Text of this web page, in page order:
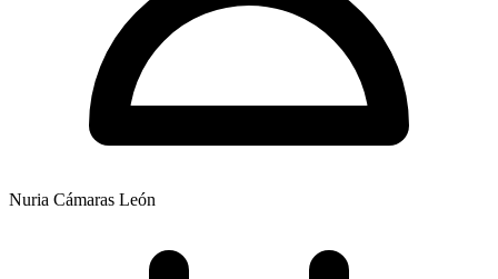
Nuria Cámaras León